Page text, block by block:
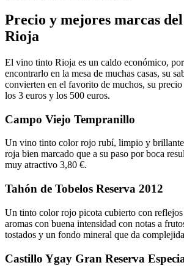
Precio y mejores marcas
Rioja
El vino tinto Rioja es un caldo económico,
encontrarlo en la mesa de muchas casas, su
convierten en el favorito de muchos, su precio
los 3 euros y los 500 euros.
Campo Viejo Tempranillo
Un vino tinto color rojo rubí, limpio y
roja bien marcado que a su paso por boca
muy atractivo 3,80 €.
Tahón de Tobelos Reserva 2012
Un tinto color rojo picota cubierto con
aromas con buena intensidad con notas a
tostados y un fondo mineral que da
Castillo Ygay Gran Reserva